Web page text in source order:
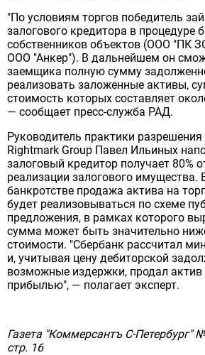
"По условиям торгов победитель
залогового кредитора в процедуре
собственников объектов (ООО "ПК
ООО "Анкер"). В дальнейшем он
заемщика полную сумму
реализовать заложенные активы,
стоимость которых составляет
— сообщает пресс-служба РАД.
Руководитель практики
Rightmark Group Павел Ильиных
залоговый кредитор получает 80%
реализации залогового имущества.
банкротстве продажа актива на
будет реализовываться по схеме
предложения, в рамках которого
сумма может быть значительно
стоимости. "Сбербанк рассчитал
и, учитывая цену дебиторской
возможные издержки, продал
прибылью", — полагает эксперт.
Газета "Коммерсантъ С-Петербург"
стр. 16